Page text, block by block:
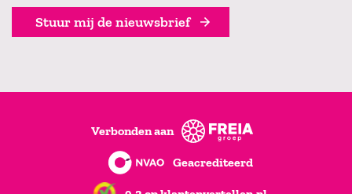
Stuur mij de nieuwsbrief
Verbonden aan
Geacrediteerd